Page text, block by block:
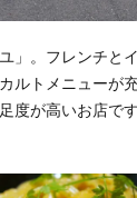
」。フレンチと
ルトメニューが
度が高いお店です